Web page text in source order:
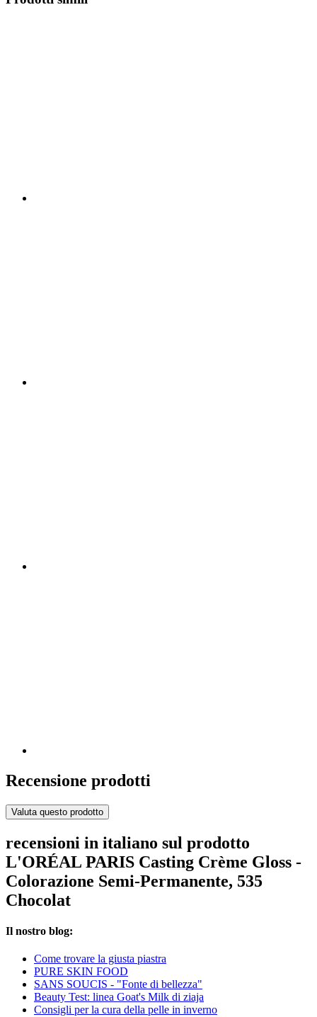
Recensione prodotti
Valuta questo prodotto
recensioni in italiano sul prodotto
L'ORÉAL PARIS Casting Crème Gloss -
Colorazione Semi-Permanente, 535
Chocolat
Il nostro blog:
Come trovare la giusta piastra
PURE SKIN FOOD
SANS SOUCIS - "Fonte di bellezza"
Beauty Test: linea Goat's Milk di ziaja
Consigli per la cura della pelle in inverno